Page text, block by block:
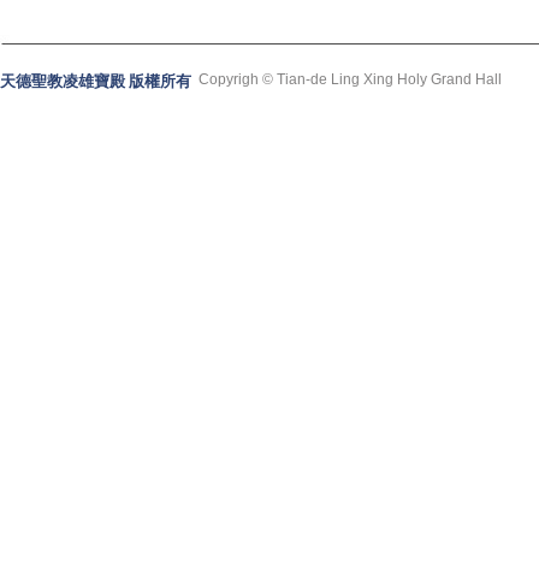
天德聖教凌雄寶殿 版權所有 Copyrigh © Tian-de Ling Xing Holy Grand Hall